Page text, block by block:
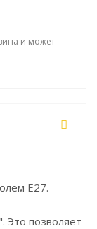
и может
Е27.
Это позволяет